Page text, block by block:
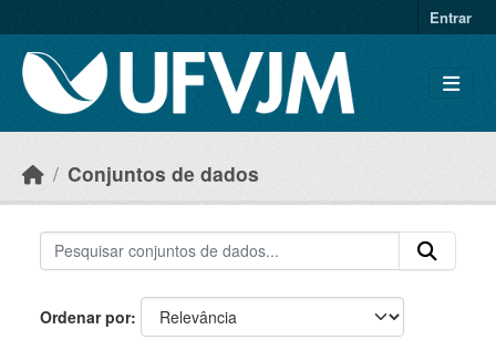
Entrar
Conjuntos de dados
Ordenar por